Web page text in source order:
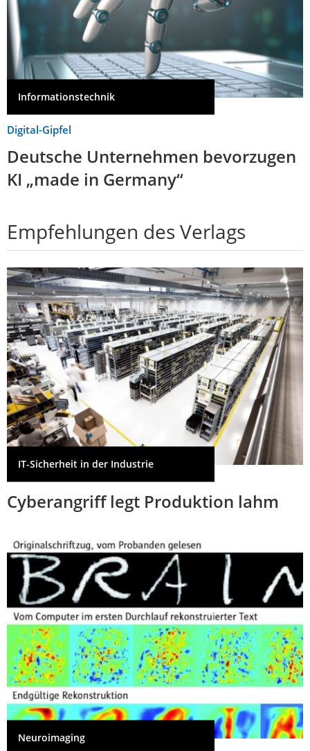
Informationstechnik
Digital-Gipfel
Deutsche Unternehmen bevorzugen
KI „made in Germany“
Empfehlungen des Verlags
IT-Sicherheit in der Industrie
Cyberangriff legt Produktion lahm
Neuroimaging